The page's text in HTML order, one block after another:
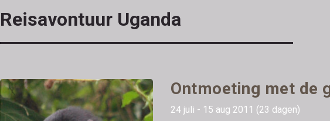
Reisavontuur Uganda
Ontmoeting met de
24 juli - 15 aug 2011 (23 dagen)